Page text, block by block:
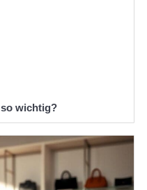
wichtig?